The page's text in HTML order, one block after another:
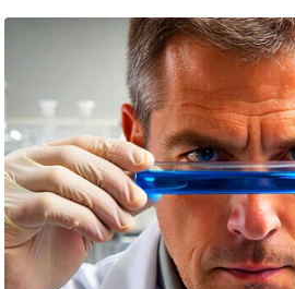
घ
स्खे
प
र्य
ट
न